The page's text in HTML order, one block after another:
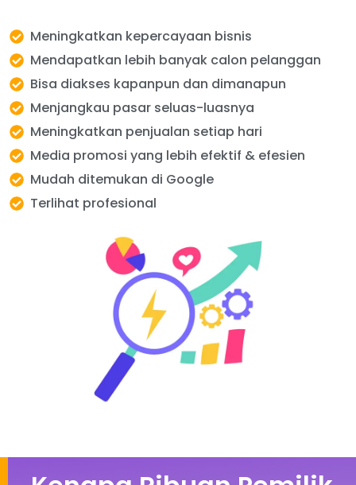
Meningkatkan kepercayaan bisnis
Mendapatkan lebih banyak calon pelanggan
Bisa diakses kapanpun dan dimanapun
Menjangkau pasar seluas-luasnya
Meningkatkan penjualan setiap hari
Media promosi yang lebih efektif & efesien
Mudah ditemukan di Google
Terlihat profesional